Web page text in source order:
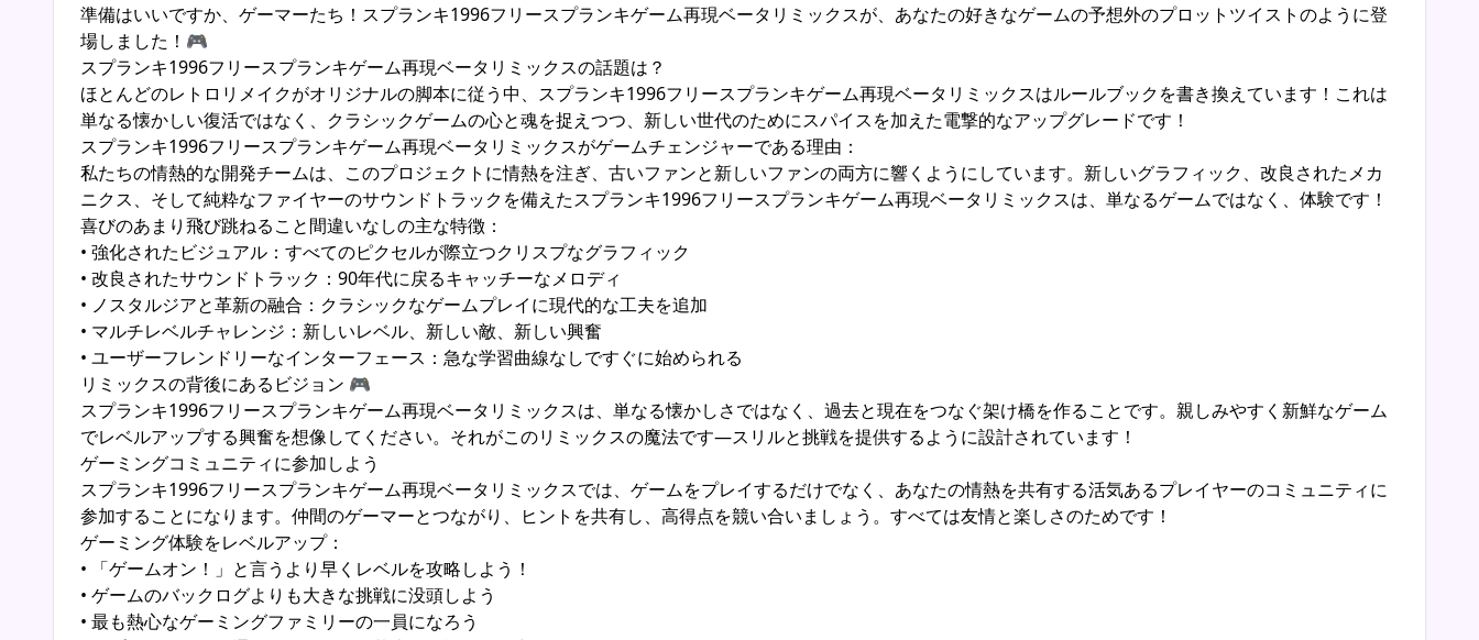
準備はいいですか、ゲーマーたち！スプランキ1996フリースプランキゲーム再現ベータリミックスが、あなたの好きなゲームの予想外のプロットツイストのように登
場しました！🎮
スプランキ1996フリースプランキゲーム再現ベータリミックスの話題は？
ほとんどのレトロリメイクがオリジナルの脚本に従う中、スプランキ1996フリースプランキゲーム再現ベータリミックスはルールブックを書き換えています！これは
単なる懐かしい復活ではなく、クラシックゲームの心と魂を捉えつつ、新しい世代のためにスパイスを加えた電撃的なアップグレードです！
スプランキ1996フリースプランキゲーム再現ベータリミックスがゲームチェンジャーである理由：
私たちの情熱的な開発チームは、このプロジェクトに情熱を注ぎ、古いファンと新しいファンの両方に響くようにしています。新しいグラフィック、改良されたメカ
ニクス、そして純粋なファイヤーのサウンドトラックを備えたスプランキ1996フリースプランキゲーム再現ベータリミックスは、単なるゲームではなく、体験です！
喜びのあまり飛び跳ねること間違いなしの主な特徴：
• 強化されたビジュアル：すべてのピクセルが際立つクリスプなグラフィック
• 改良されたサウンドトラック：90年代に戻るキャッチーなメロディ
• ノスタルジアと革新の融合：クラシックなゲームプレイに現代的な工夫を追加
• マルチレベルチャレンジ：新しいレベル、新しい敵、新しい興奮
• ユーザーフレンドリーなインターフェース：急な学習曲線なしですぐに始められる
リミックスの背後にあるビジョン 🎮
スプランキ1996フリースプランキゲーム再現ベータリミックスは、単なる懐かしさではなく、過去と現在をつなぐ架け橋を作ることです。親しみやすく新鮮なゲーム
でレベルアップする興奮を想像してください。それがこのリミックスの魔法です—スリルと挑戦を提供するように設計されています！
ゲーミングコミュニティに参加しよう
スプランキ1996フリースプランキゲーム再現ベータリミックスでは、ゲームをプレイするだけでなく、あなたの情熱を共有する活気あるプレイヤーのコミュニティに
参加することになります。仲間のゲーマーとつながり、ヒントを共有し、高得点を競い合いましょう。すべては友情と楽しさのためです！
ゲーミング体験をレベルアップ：
• 「ゲームオン！」と言うより早くレベルを攻略しよう！
• ゲームのバックログよりも大きな挑戦に没頭しよう
• 最も熱心なゲーミングファミリーの一員になろう